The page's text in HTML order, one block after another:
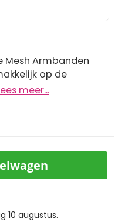
Mesh Armbanden
op de
meer...
10 augustus.